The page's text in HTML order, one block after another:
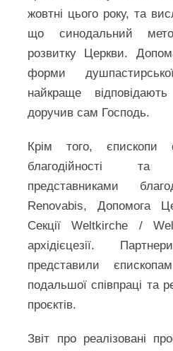
жовтні цього року, та
що синодальний
розвитку Церкви.
форми
найкраще
доручив сам Господь.
Крім того, єпископи
благодійності
представниками
Renovabis, Допомога
Секції Weltkirche /
архідієцезії.
представили
подальшої співпраці та
проєктів.
Звіт про реалізовані